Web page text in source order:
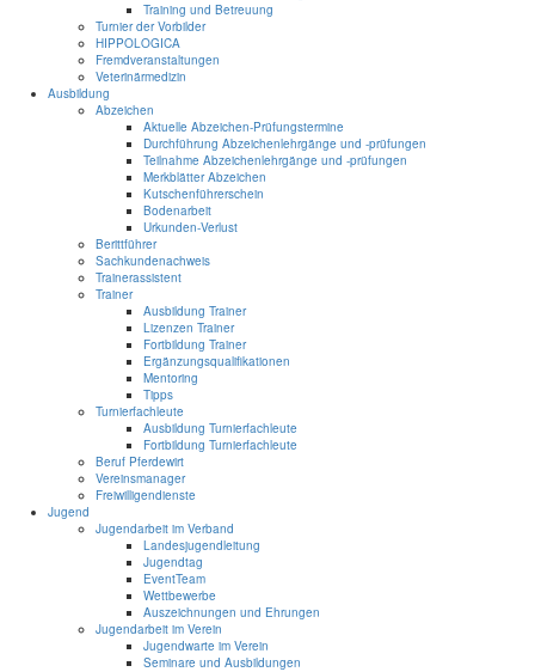
Training und Betreuung
Turnier der Vorbilder
HIPPOLOGICA
Fremdveranstaltungen
Veterinärmedizin
Ausbildung
Abzeichen
Aktuelle Abzeichen-Prüfungstermine
Durchführung Abzeichenlehrgänge und -prüfungen
Teilnahme Abzeichenlehrgänge und -prüfungen
Merkblätter Abzeichen
Kutschenführerschein
Bodenarbeit
Urkunden-Verlust
Berittführer
Sachkundenachweis
Trainerassistent
Trainer
Ausbildung Trainer
Lizenzen Trainer
Fortbildung Trainer
Ergänzungsqualifikationen
Mentoring
Tipps
Turnierfachleute
Ausbildung Turnierfachleute
Fortbildung Turnierfachleute
Beruf Pferdewirt
Vereinsmanager
Freiwilligendienste
Jugend
Jugendarbeit im Verband
Landesjugendleitung
Jugendtag
EventTeam
Wettbewerbe
Auszeichnungen und Ehrungen
Jugendarbeit im Verein
Jugendwarte im Verein
Seminare und Ausbildungen